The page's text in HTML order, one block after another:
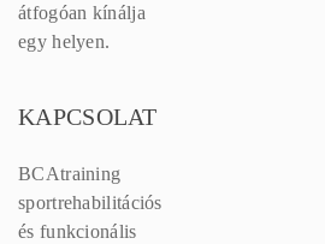
átfogóan kínálja
egy helyen.
KAPCSOLAT
BCAtraining
sportrehabilitációs
és funkcionális